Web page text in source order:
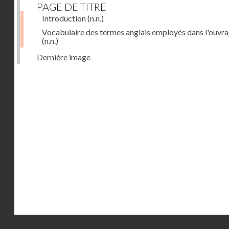
PAGE DE TITRE
Introduction(n.n.)
Vocabulaire des termes anglais employés dans
(n.n.)
Dernière image